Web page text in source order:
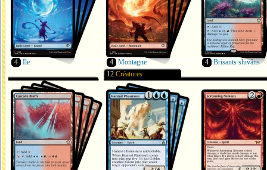
4 Île 4 Montagne 4 Brisants shivâns
12 Créatures